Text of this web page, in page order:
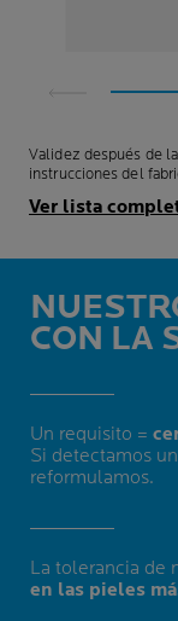
Validez después de
instrucciones del
Ver lista
CON LA
Un requisito =
Si detectamos
reformulamos.
La tolerancia de
en las pieles